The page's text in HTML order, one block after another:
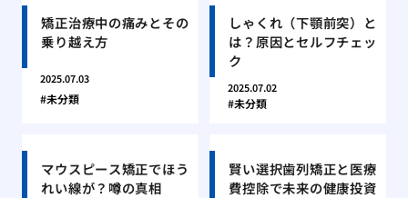
矯正治療中の痛みとその
乗り越え方
2025.07.03
未分類
しゃくれ（下顎前突）と
は？原因とセルフチェッ
ク
2025.07.02
未分類
マウスピース矯正でほう
れい線が？噂の真相
賢い選択歯列矯正と医療
費控除で未来の健康投資